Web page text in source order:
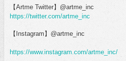
【Artme Twitter】@artme_inc
https://twitter.com/artme_inc
【Instagram】@artme_inc
https://www.instagram.com/artme_inc/